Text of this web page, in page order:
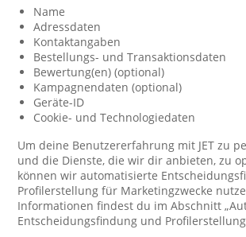
Name
Adressdaten
Kontaktangaben
Bestellungs- und Transaktionsdaten
Bewertung(en) (optional)
Kampagnendaten (optional)
Geräte-ID
Cookie- und Technologiedaten
Um deine Benutzererfahrung mit JET zu
und die Dienste, die wir dir anbieten, zu
können wir automatisierte
Profilerstellung für Marketingzwecke
Informationen findest du im Abschnitt
Entscheidungsfindung und